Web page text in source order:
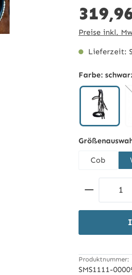
Preise inkl.
Lieferzeit:
Farbe:
Cob
Produkt
Produktnummer:
SMS1111-